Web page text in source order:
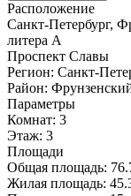
Расположение
Санкт-Петербург,
литера А
Проспект Славы
Регион: Санкт-
Район:
Параметры
Комнат: 3
Этаж: 3
Площади
Общая площадь:
Жилая площадь: